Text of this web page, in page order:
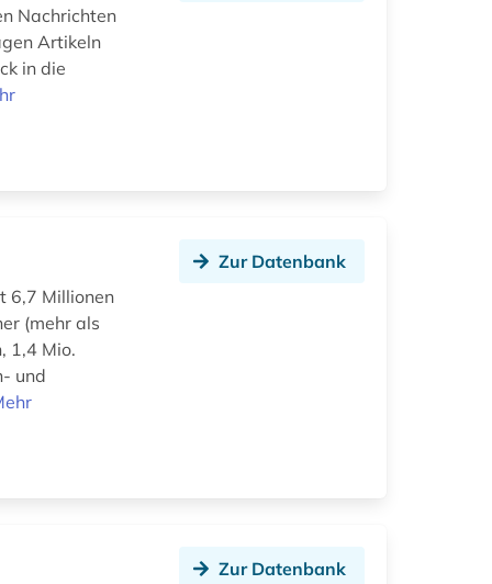
Nachrichten
Artikeln
in die
6,7 Millionen
(mehr als
1,4 Mio.
und
Zur Datenbank
Zur Datenbank